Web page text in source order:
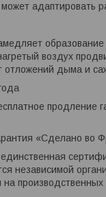
адаптировать
воздух
отложений дыма и
продление
«Сделано во
независимой